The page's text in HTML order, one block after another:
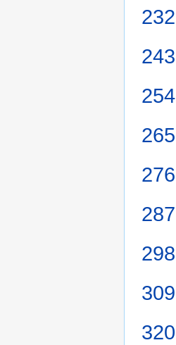
232
243
254
265
276
287
298
309
320